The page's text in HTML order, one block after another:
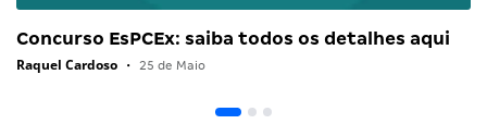
Concurso EsPCEx: saiba todos os detalhes aqui
Raquel Cardoso • 25 de Maio